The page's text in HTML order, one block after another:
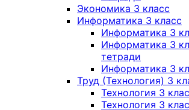
Экономика 3 класс
Информатика 3 класс
Информатика 3
Информатика 3
тетради
Информатика 3
Труд (Технология) 3
Технология 3
Технология 3